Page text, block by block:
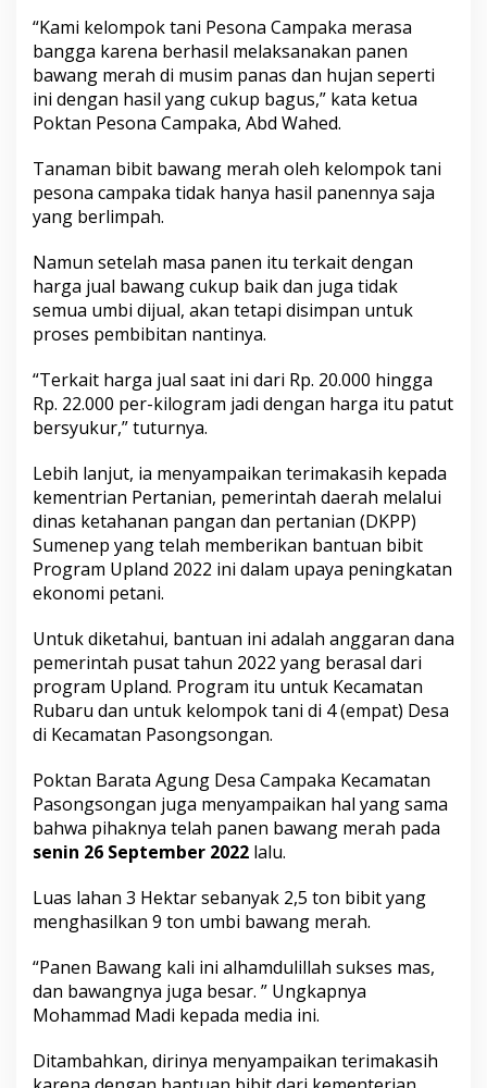
S
u
m
r
i
n
a
h
“Kami kelompok tani Pesona Campaka merasa
bangga karena berhasil melaksanakan panen
bawang merah di musim panas dan hujan seperti
ini dengan hasil yang cukup bagus,” kata ketua
Poktan Pesona Campaka, Abd Wahed.
Tanaman bibit bawang merah oleh kelompok tani
pesona campaka tidak hanya hasil panennya saja
yang berlimpah.
Namun setelah masa panen itu terkait dengan
harga jual bawang cukup baik dan juga tidak
semua umbi dijual, akan tetapi disimpan untuk
proses pembibitan nantinya.
“Terkait harga jual saat ini dari Rp. 20.000 hingga
Rp. 22.000 per-kilogram jadi dengan harga itu patut
bersyukur,” tuturnya.
Lebih lanjut, ia menyampaikan terimakasih kepada
kementrian Pertanian, pemerintah daerah melalui
dinas ketahanan pangan dan pertanian (DKPP)
Sumenep yang telah memberikan bantuan bibit
Program Upland 2022 ini dalam upaya peningkatan
ekonomi petani.
Untuk diketahui, bantuan ini adalah anggaran dana
pemerintah pusat tahun 2022 yang berasal dari
program Upland. Program itu untuk Kecamatan
Rubaru dan untuk kelompok tani di 4 (empat) Desa
di Kecamatan Pasongsongan.
Poktan Barata Agung Desa Campaka Kecamatan
Pasongsongan juga menyampaikan hal yang sama
bahwa pihaknya telah panen bawang merah pada
senin 26 September 2022 lalu.
Luas lahan 3 Hektar sebanyak 2,5 ton bibit yang
menghasilkan 9 ton umbi bawang merah.
“Panen Bawang kali ini alhamdulillah sukses mas,
dan bawangnya juga besar. ” Ungkapnya
Mohammad Madi kepada media ini.
Ditambahkan, dirinya menyampaikan terimakasih